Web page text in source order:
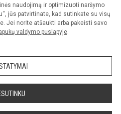
naudojimą ir optimizuoti naršymo
jūs patvirtinate, kad sutinkate su visų
Jei norite atšaukti arba pakeisti savo
valdymo puslapyje.
sutikimo griežtai draudžiama.
Slapukų valdymas